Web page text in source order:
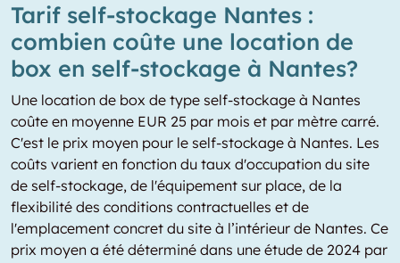
Tarif self-stockage Nantes :
combien coûte une location de
box en self-stockage à Nantes?
Une location de box de type self-stockage à Nantes
coûte en moyenne EUR 25 par mois et par mètre carré.
C'est le prix moyen pour le self-stockage à Nantes. Les
coûts varient en fonction du taux d'occupation du site
de self-stockage, de l'équipement sur place, de la
flexibilité des conditions contractuelles et de
l'emplacement concret du site à l’intérieur de Nantes. Ce
prix moyen a été déterminé dans une étude de 2024 par